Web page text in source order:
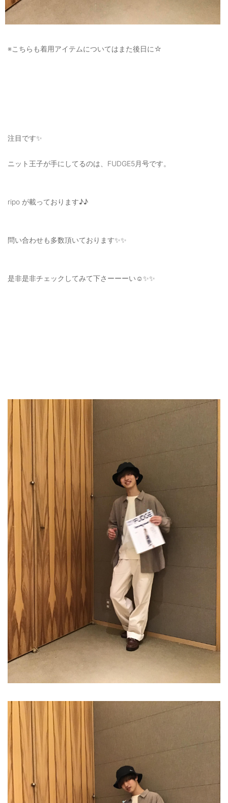
※こちらも着用アイテムについてはまた後日に☆
注目です✨
ニット王子が手にしてるのは、FUDGE5月号です。
ripo が載っております♪♪
問い合わせも多数頂いております✨✨
是非是非チェックしてみて下さーーーい☺️✨✨